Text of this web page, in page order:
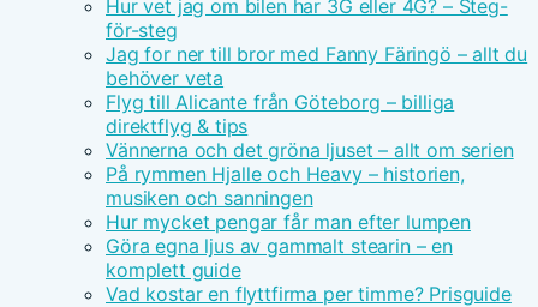
Hur vet jag om bilen har 3G eller 4G? – Steg-
för-steg
Jag for ner till bror med Fanny Färingö – allt du
behöver veta
Flyg till Alicante från Göteborg – billiga
direktflyg & tips
Vännerna och det gröna ljuset – allt om serien
På rymmen Hjalle och Heavy – historien,
musiken och sanningen
Hur mycket pengar får man efter lumpen
Göra egna ljus av gammalt stearin – en
komplett guide
Vad kostar en flyttfirma per timme? Prisguide